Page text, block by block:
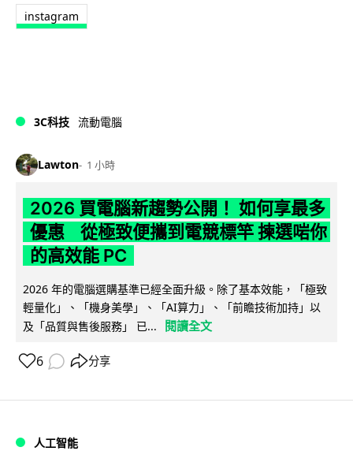
instagram
3C科技 流動電腦
Lawton 1 小時
2026 買電腦新趨勢公開！ 如何享最多
優惠 從極致便攜到電競標竿 揀選啱你
的高效能 PC
2026 年的電腦選購基準已經全面升級。除了基本效能，「極致
輕量化」、「機身美學」、「AI算力」、「前瞻技術加持」以
及「品質與售後服務」 已...
閱讀全文
6 分享
人工智能